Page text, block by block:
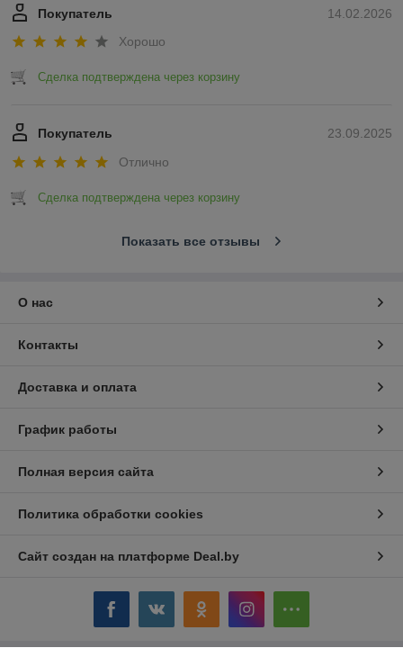
14.02.2026
Покупатель
Хорошо
Сделка подтверждена через корзину
23.09.2025
Покупатель
Отлично
Сделка подтверждена через корзину
Показать все отзывы
О нас
Контакты
Доставка и оплата
График работы
Полная версия сайта
Политика обработки cookies
Сайт создан на платформе Deal.by